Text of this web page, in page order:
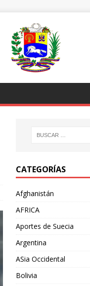
CATEGORÍAS
Afghanistán
AFRICA
Aportes de Suecia
Argentina
ASia Occidental
Bolivia